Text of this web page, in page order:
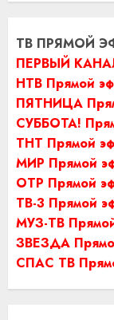
ТВ ПРЯМОЙ
ПЕРВЫЙ
НТВ Прямой
ПЯТНИЦА
СУББОТА!
ТНТ Прямой
МИР Прямой
ОТР Прямой
ТВ-3 Прямой
МУЗ-ТВ
ЗВЕЗДА
СПАС ТВ